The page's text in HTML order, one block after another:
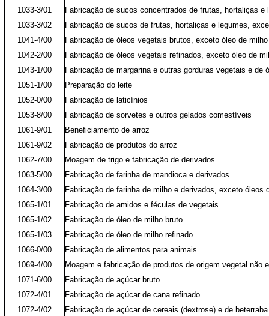
1033-3/01
Fabricação de sucos concentrados de frutas, hortaliças e
1033-3/02
Fabricação de sucos de frutas, hortaliças e legumes,
1041-4/00
Fabricação de óleos vegetais brutos, exceto óleo de milho
1042-2/00
Fabricação de óleos vegetais refinados, exceto óleo de
1043-1/00
Fabricação de margarina e outras gorduras vegetais e
1051-1/00
Preparação do leite
1052-0/00
Fabricação de laticínios
1053-8/00
Fabricação de sorvetes e outros gelados comestíveis
1061-9/01
Beneficiamento de arroz
1061-9/02
Fabricação de produtos do arroz
1062-7/00
Moagem de trigo e fabricação de derivados
1063-5/00
Fabricação de farinha de mandioca e derivados
1064-3/00
Fabricação de farinha de milho e derivados, exceto óleos
1065-1/01
Fabricação de amidos e féculas de vegetais
1065-1/02
Fabricação de óleo de milho bruto
1065-1/03
Fabricação de óleo de milho refinado
1066-0/00
Fabricação de alimentos para animais
1069-4/00
Moagem e fabricação de produtos de origem vegetal não
1071-6/00
Fabricação de açúcar bruto
1072-4/01
Fabricação de açúcar de cana refinado
1072-4/02
Fabricação de açúcar de cereais (dextrose) e de beterraba